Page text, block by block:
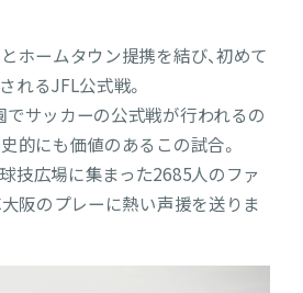
ホームタウン提携を結び、初めて
れるJFL公式戦。
でサッカーの公式戦が行われるの
的にも価値のあるこの試合。
技広場に集まった2685人のファ
大阪のプレーに熱い声援を送りま